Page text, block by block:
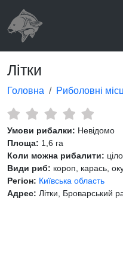
Літки
Головна Риболовні
Умови рибалки: Невідомо
Площа: 1,6 га
Коли можна рибалити:
Види риб: короп, карась,
Регіон: Київська область
Адрес: Літки, Броварський